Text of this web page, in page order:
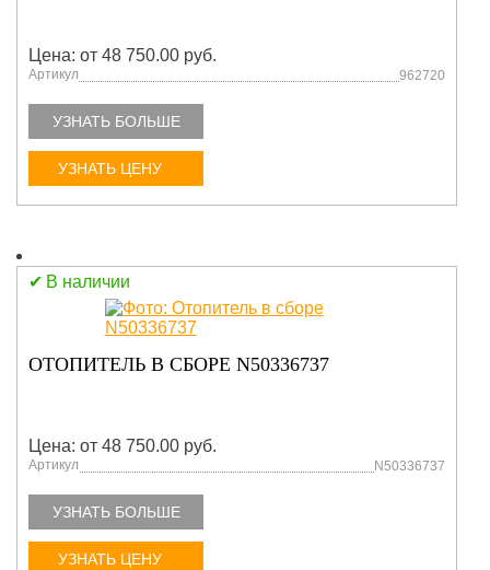
Цена: от 48 750.00 руб.
Артикул 962720
УЗНАТЬ БОЛЬШЕ
УЗНАТЬ ЦЕНУ
В наличии
ОТОПИТЕЛЬ В СБОРЕ N50336737
Цена: от 48 750.00 руб.
Артикул N50336737
УЗНАТЬ БОЛЬШЕ
УЗНАТЬ ЦЕНУ